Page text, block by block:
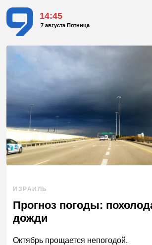
14:45
7 августа Пятница
ИЗРАИЛЬ
Прогноз погоды:
дожди
Октябрь прощается непогодой.